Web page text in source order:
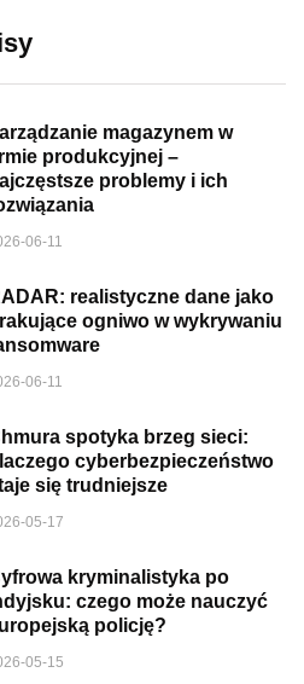
magazynem w
produkcyjnej –
problemy i ich
06-11
realistyczne dane jako
ogniwo w wykrywaniu
06-11
spotyka brzeg sieci:
cyberbezpieczeństwo
się trudniejsze
05-17
kryminalistyka po
czego może nauczyć
policję?
05-15